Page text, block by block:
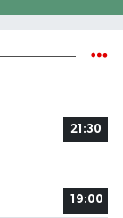
21:30
19:00